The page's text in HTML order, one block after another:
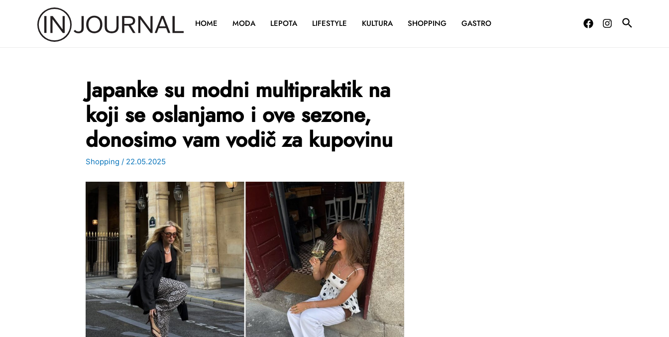
HOME MODA LEPOTA LIFESTYLE KULTURA SHOPPING GASTRO
Japanke su modni multipraktik na
koji se oslanjamo i ove sezone,
donosimo vam vodič za kupovinu
Shopping / 22.05.2025